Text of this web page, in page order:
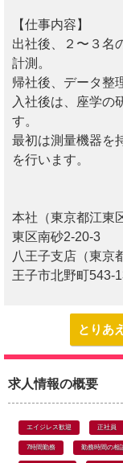
【仕事内容】
出社後、２〜３名
計測。
帰社後、データ整
入社後は、座学の
す。
最初は測量機器を
を行います。
本社（東京都
東区南砂2-20-3
八王子支店（東
王子市北野町543-
とりあ
求人情報の概要
エイジレス歓迎 正社員
7時間勤務 勤務時間の相